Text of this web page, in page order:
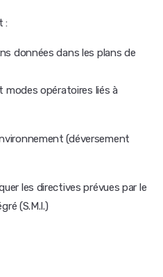
:
données dans les plans de
modes opératoires liés à
(déversement
les directives prévues par le
(S.M.I.)